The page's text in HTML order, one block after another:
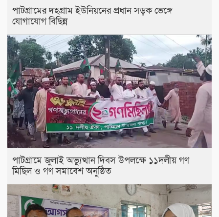
পাটগ্রামের দহগ্রাম ইউনিয়নের প্রধান সড়ক ভেঙ্গে
যোগাযোগ বিছিন্ন
পাটগ্রামে জুলাই অভ্যুত্থান দিবস উপলক্ষে ১১দলীয় গণ
মিছিল ও গণ সমাবেশ অনুষ্ঠিত